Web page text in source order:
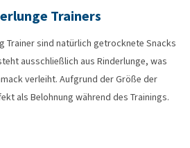
Trainers
Trainer sind natürlich getrocknete Snacks
ausschließlich aus Rinderlunge, was
verleiht. Aufgrund der Größe der
als Belohnung während des Trainings.